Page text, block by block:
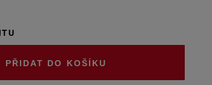
DO KOŠÍKU